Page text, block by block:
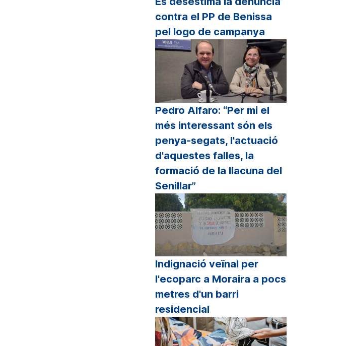
contra el PP de Benissa
pel logo de campanya
Pedro Alfaro: “Per mi el
més interessant són els
penya-segats, l'actuació
d'aquestes falles, la
formació de la llacuna del
Senillar”
Indignació veïnal per
l'ecoparc a Moraira a pocs
metres d'un barri
residencial